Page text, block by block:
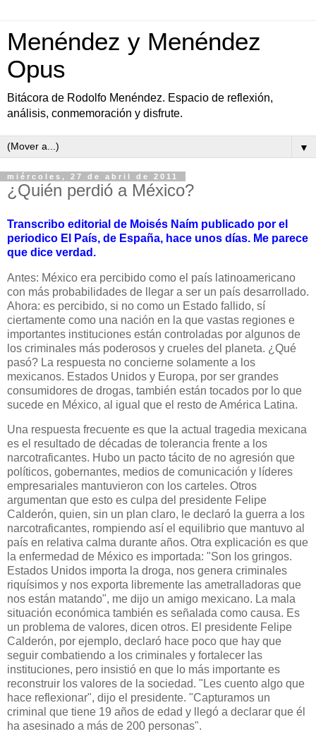
Menéndez y Menéndez
Opus
Bitácora de Rodolfo Menéndez. Espacio de reflexión,
análisis, conmemoración y disfrute.
▼
miércoles, 27 de abril de 2011
¿Quién perdió a México?
Transcribo editorial de Moisés Naím publicado por el
periodico El País, de España, hace unos días. Me parece
que dice verdad.
Antes: México era percibido como el país latinoamericano
con más probabilidades de llegar a ser un país desarrollado.
Ahora: es percibido, si no como un Estado fallido, sí
ciertamente como una nación en la que vastas regiones e
importantes instituciones están controladas por algunos de
los criminales más poderosos y crueles del planeta. ¿Qué
pasó? La respuesta no concierne solamente a los
mexicanos. Estados Unidos y Europa, por ser grandes
consumidores de drogas, también están tocados por lo que
sucede en México, al igual que el resto de América Latina.
Una respuesta frecuente es que la actual tragedia mexicana
es el resultado de décadas de tolerancia frente a los
narcotraficantes. Hubo un pacto tácito de no agresión que
políticos, gobernantes, medios de comunicación y líderes
empresariales mantuvieron con los carteles. Otros
argumentan que esto es culpa del presidente Felipe
Calderón, quien, sin un plan claro, le declaró la guerra a los
narcotraficantes, rompiendo así el equilibrio que mantuvo al
país en relativa calma durante años. Otra explicación es que
la enfermedad de México es importada: "Son los gringos.
Estados Unidos importa la droga, nos genera criminales
riquísimos y nos exporta libremente las ametralladoras que
nos están matando", me dijo un amigo mexicano. La mala
situación económica también es señalada como causa. Es
un problema de valores, dicen otros. El presidente Felipe
Calderón, por ejemplo, declaró hace poco que hay que
seguir combatiendo a los criminales y fortalecer las
instituciones, pero insistió en que lo más importante es
reconstruir los valores de la sociedad. "Les cuento algo que
hace reflexionar", dijo el presidente. "Capturamos un
criminal que tiene 19 años de edad y llegó a declarar que él
ha asesinado a más de 200 personas".